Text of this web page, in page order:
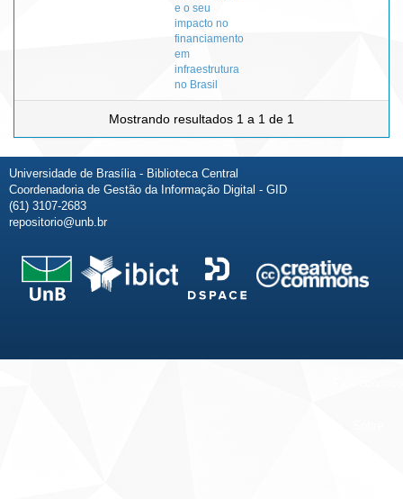
e o seu
impacto no
financiamento
em
infraestrutura
no Brasil
Mostrando resultados 1 a 1 de 1
Universidade de Brasília - Biblioteca Central
Coordenadoria de Gestão da Informação Digital - GID
(61) 3107-2683
repositorio@unb.br